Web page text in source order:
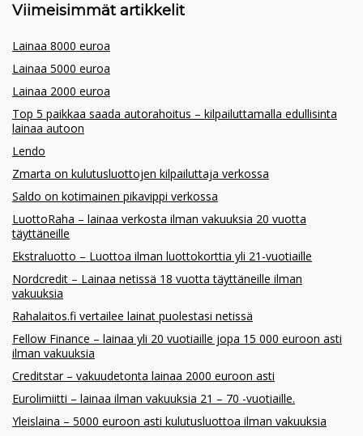
Viimeisimmät artikkelit
Lainaa 8000 euroa
Lainaa 5000 euroa
Lainaa 2000 euroa
Top 5 paikkaa saada autorahoitus – kilpailuttamalla edullisinta
lainaa autoon
Lendo
Zmarta on kulutusluottojen kilpailuttaja verkossa
Saldo on kotimainen pikavippi verkossa
LuottoRaha – lainaa verkosta ilman vakuuksia 20 vuotta
täyttäneille
Ekstraluotto – Luottoa ilman luottokorttia yli 21-vuotiaille
Nordcredit – Lainaa netissä 18 vuotta täyttäneille ilman
vakuuksia
Rahalaitos.fi vertailee lainat puolestasi netissä
Fellow Finance – lainaa yli 20 vuotiaille jopa 15 000 euroon asti
ilman vakuuksia
Creditstar – vakuudetonta lainaa 2000 euroon asti
Eurolimiitti – lainaa ilman vakuuksia 21 – 70 -vuotiaille.
Yleislaina – 5000 euroon asti kulutusluottoa ilman vakuuksia